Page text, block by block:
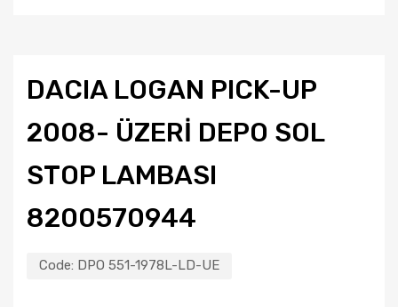
DACIA LOGAN PICK-UP
2008- ÜZERİ DEPO SOL
STOP LAMBASI
8200570944
Code: DPO 551-1978L-LD-UE